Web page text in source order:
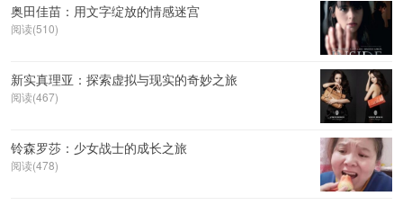
奥田佳苗：用文字绽放的情感迷宫
阅读(510)
新实真理亚：探索虚拟与现实的奇妙之旅
阅读(467)
铃森罗莎：少女战士的成长之旅
阅读(478)